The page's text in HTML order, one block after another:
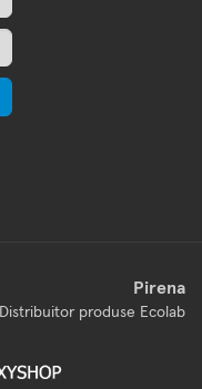
Pirena
Distribuitor produse Ecolab